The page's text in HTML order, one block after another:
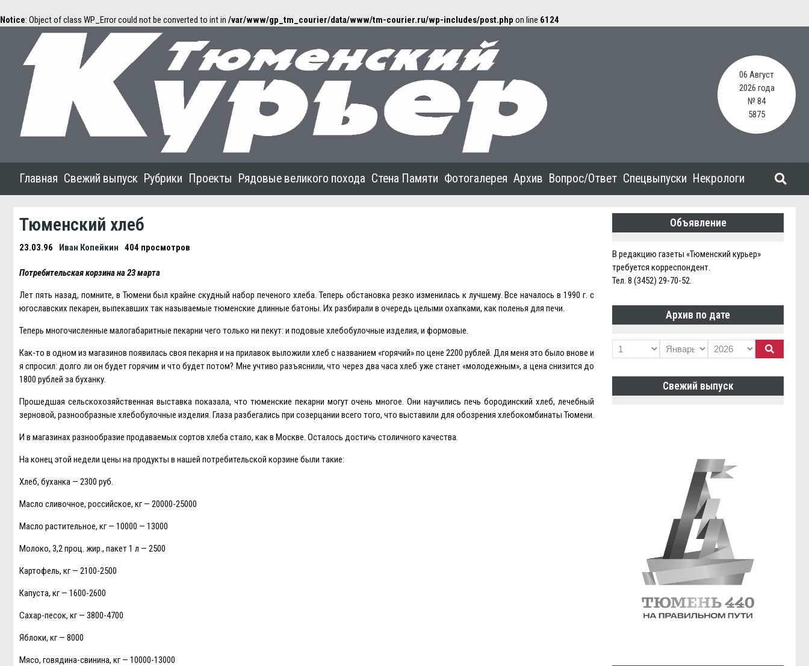
Notice: Object of class WP_Error could not be converted to int in /var/www/gp_tm_courier/data/www/tm-courier.ru/wp-includes/post.php on line 6124
06 Август
2026 года
№ 84
5875
Главная Свежий выпуск Рубрики Проекты Рядовые великого похода Стена Памяти Фотогалерея Архив Вопрос/Ответ Спецвыпуски Некрологи
Тюменский хлеб
23.03.96 Иван Копейкин 404 просмотров
Потребительская корзина на 23 марта
Лет пять назад, помните, в Тюмени был крайне скудный набор печеного хлеба. Теперь обстановка резко изменилась к лучшему. Все началось в 1990 г. с
югославских пекарен, выпекавших так называемые тюменские длинные батоны. Их разбирали в очередь целыми охапками, как поленья для печи.
Теперь многочисленные малогабаритные пекарни чего только ни пекут: и подовые хлебобулочные изделия, и формовые.
Как-то в одном из магазинов появилась своя пекарня и на прилавок выложили хлеб с названием «горячий» по цене 2200 рублей. Для меня это было внове и
я спросил: долго ли он будет горячим и что будет потом? Мне учтиво разъяснили, что через два часа хлеб уже станет «молодежным», а цена снизится до
1800 рублей за буханку.
Прошедшая сельскохозяйственная выставка показала, что тюменские пекарни могут очень многое. Они научились печь бородинский хлеб, лечебный
зерновой, разнообразные хлебобулочные изделия. Глаза разбегались при созерцании всего того, что выставили для обозрения хлебокомбинаты Тюмени.
И в магазинах разнообразие продаваемых сортов хлеба стало, как в Москве. Осталось достичь столичного качества.
На конец этой недели цены на продукты в нашей потребительской корзине были такие:
Хлеб, буханка — 2300 руб.
Масло сливочное, российское, кг — 20000-25000
Масло растительное, кг — 10000 — 13000
Молоко, 3,2 проц. жир., пакет 1 л — 2500
Картофель, кг — 2100-2500
Капуста, кг — 1600-2600
Сахар-песок, кг — 3800-4700
Яблоки, кг — 8000
Мясо, говядина-свинина, кг — 10000-13000
Объявление
В редакцию газеты «Тюменский курьер»
требуется корреспондент.
Тел. 8 (3452) 29-70-52.
Архив по дате
Свежий выпуск